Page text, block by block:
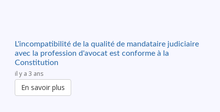
L'incompatibilité de la qualité de mandataire judiciaire
avec la profession d'avocat est conforme à la
Constitution
il y a 3 ans
En savoir plus